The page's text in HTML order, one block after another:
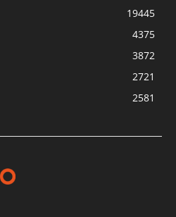
19445
4375
3872
2721
2581